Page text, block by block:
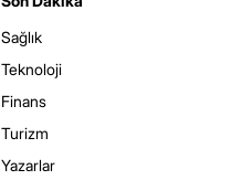
Sağlık
Teknoloji
Finans
Turizm
Yazarlar